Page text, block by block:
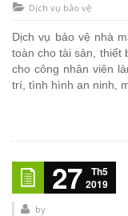
Dịch vụ bảo vệ
Dịch vụ bảo vệ nhà
toàn cho tài sản, thiết
cho công nhân viên
trí, tình hình an ninh,
27
Th5
2019
by